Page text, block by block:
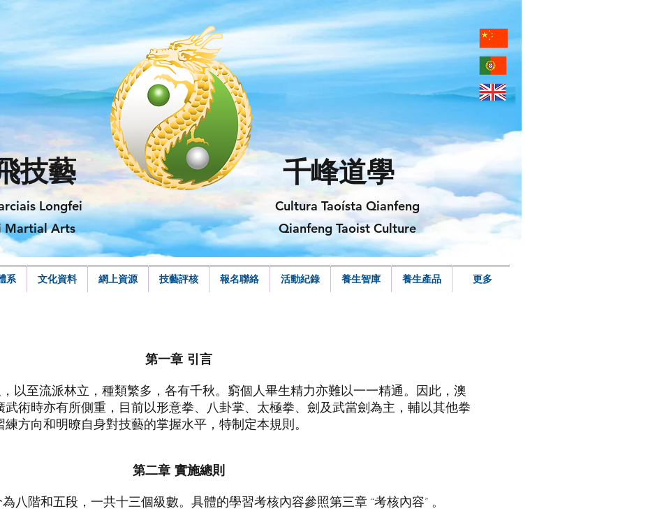
技藝 千峰道學
Martial Arts
Longfei
Cultura Taoísta Qianfeng
Qianfeng Taoist Culture
系 文化資料 網上資源 技藝評核 報名聯絡 活動紀錄 養生智庫 養生產品 更多
第一章 引言
至流派林立，種類繁多，各有千秋。窮個人畢生精力亦難以一一精通。因此，澳
武術時亦有所側重，目前以形意拳、八卦掌、太極拳、劍及武當劍為主，輔以其他拳
方向和明暸自身對技藝的掌握水平，特制定本規則。
第二章 實施總則
八階和五段，一共十三個級數。具體的學習考核內容參照第三章 “考核內容” 。